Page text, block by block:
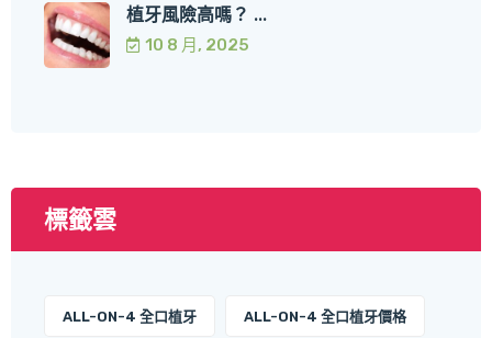
植牙風險高嗎？ ...
10 8 月, 2025
標籤雲
ALL-ON-4 全口植牙 ALL-ON-4 全口植牙價格